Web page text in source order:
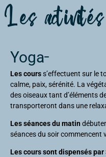
Les activités
Yoga
Les courss’effectuent sur le
calme, paix, sérénité. La
des oiseaux tant d’éléments
transporteront dans une
Les séances du matin
séances du soir commencent
Les cours sont dispensés